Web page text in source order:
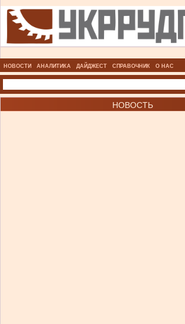
НОВОСТИ АНАЛИТИКА ДАЙДЖЕСТ СПРАВОЧНИК О НАС
НОВОСТЬ